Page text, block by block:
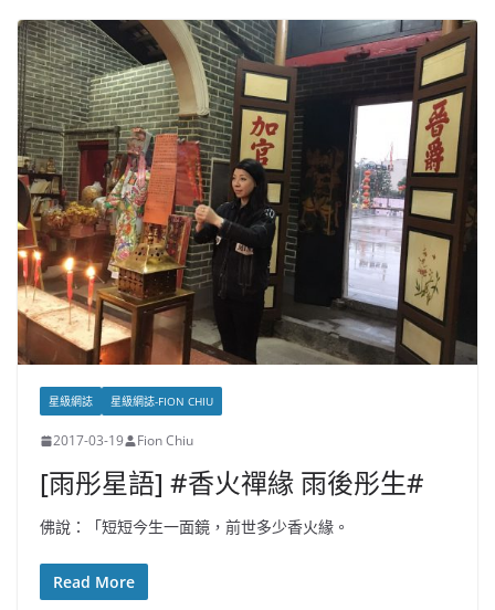
星級網誌 星級網誌-FION CHIU
2017-03-19 Fion Chiu
[雨彤星語] #香火禪緣 雨後彤生#
佛說：「短短今生一面鏡，前世多少香火緣。
Read More